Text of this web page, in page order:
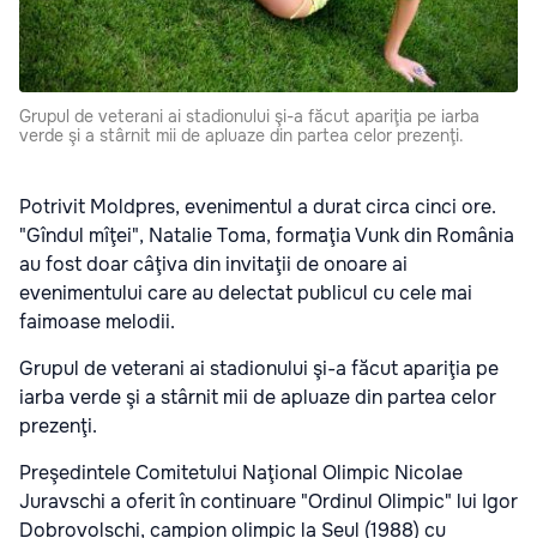
Grupul de veterani ai stadionului şi-a făcut apariţia pe iarba
verde şi a stârnit mii de apluaze din partea celor prezenţi.
Potrivit Moldpres, evenimentul a durat circa cinci ore.
"Gîndul mîţei", Natalie Toma, formaţia Vunk din România
au fost doar câţiva din invitaţii de onoare ai
evenimentului care au delectat publicul cu cele mai
faimoase melodii.
Grupul de veterani ai stadionului şi-a făcut apariţia pe
iarba verde şi a stârnit mii de apluaze din partea celor
prezenţi.
Preşedintele Comitetului Naţional Olimpic Nicolae
Juravschi a oferit în continuare "Ordinul Olimpic" lui Igor
Dobrovolschi, campion olimpic la Seul (1988) cu